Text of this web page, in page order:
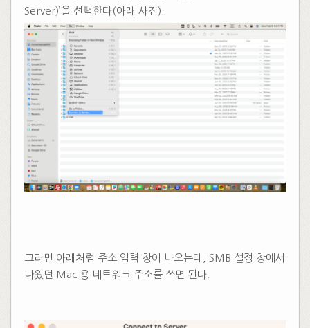
Server)’을 선택한다(아래 사진).
그러면 아래처럼 주소 입력 창이 나오는데, SMB 설정 창에서
나왔던 Mac 용 네트워크 주소를 쓰면 된다.